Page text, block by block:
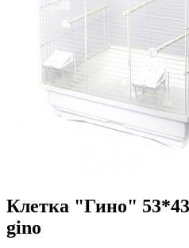
Клетка "Гино"
gino